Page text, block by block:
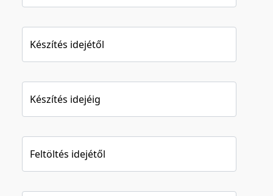
Készítés idejétől
Készítés idejéig
Feltöltés idejétől